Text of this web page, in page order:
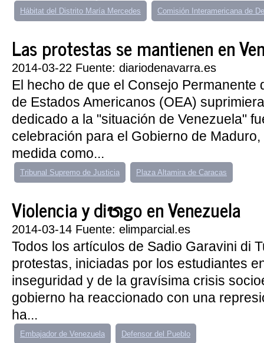
Hábitat del Distrito María Mercedes Comisión Interamericana de
Las protestas se mantienen en
2014-03-22 Fuente: diariodenavarra.es
El hecho de que el Consejo Permanente
de Estados Americanos (OEA)
dedicado a la "situación de Venezuela"
celebración para el Gobierno de
medida como...
Tribunal Supremo de Justicia Plaza Altamira de Caracas
Violencia y diᬯgo en Venezuela
2014-03-14 Fuente: elimparcial.es
Todos los artículos de Sadio Garavini di
protestas, iniciadas por los estudiantes
inseguridad y de la gravísima crisis
gobierno ha reaccionado con una
ha...
Embajador de Venezuela Defensor del Pueblo